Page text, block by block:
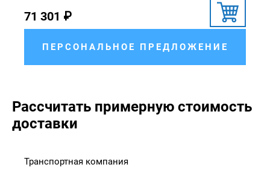
71 301 ₽
ПЕРСОНАЛЬНОЕ ПРЕДЛОЖЕНИЕ
Рассчитать примерную стоимость
доставки
Транспортная компания